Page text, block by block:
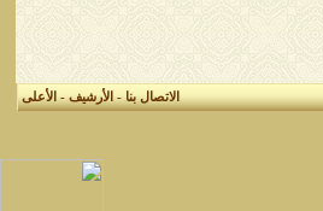
الاتصال بنا-الأرشيف-الأعلى